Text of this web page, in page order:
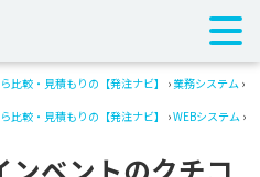
比較・見積もりの【発注ナビ】 › 業務システム ›
比較・見積もりの【発注ナビ】
›WEBシステム ›